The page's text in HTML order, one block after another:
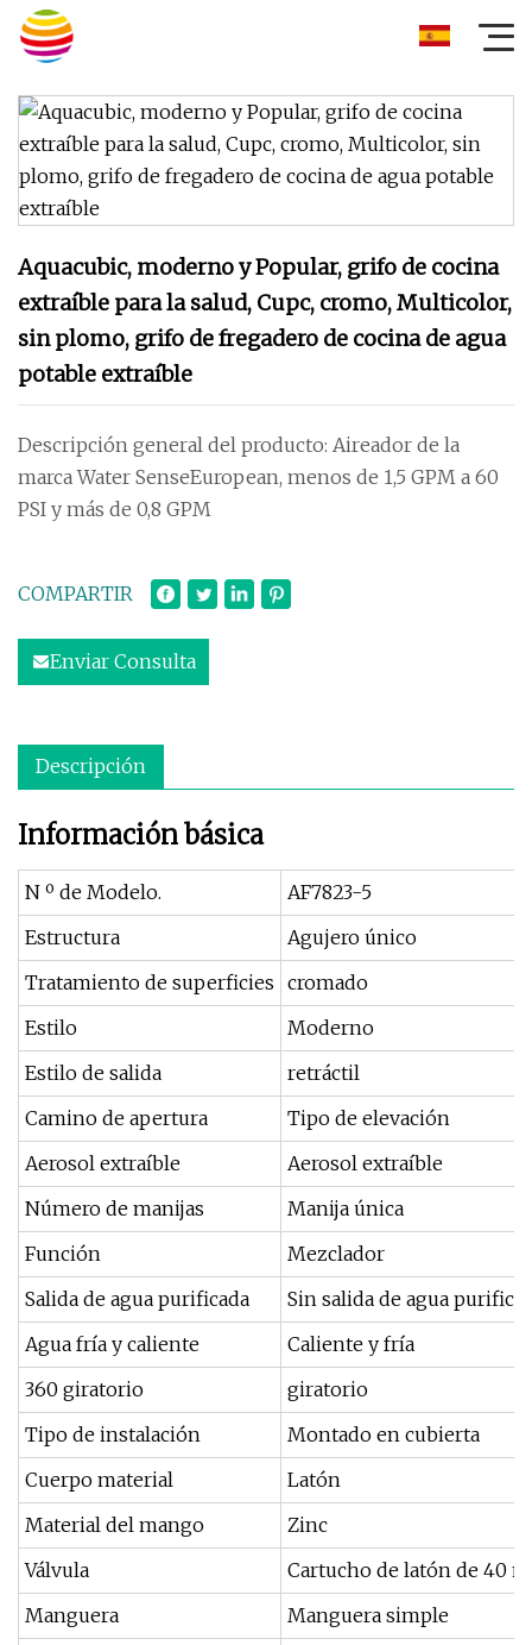
Aquacubic, moderno y Popular, grifo de cocina
extraíble para la salud, Cupc, cromo, Multicolor,
sin plomo, grifo de fregadero de cocina de agua
potable extraíble
Descripción general del producto: Aireador de la
marca Water SenseEuropean, menos de 1,5 GPM a 60
PSI y más de 0,8 GPM
COMPARTIR
Enviar Consulta
Descripción
Información básica
N º de Modelo.
AF7823-5
Estructura
Agujero único
Tratamiento de superficies cromado
Estilo
Moderno
Estilo de salida
retráctil
Camino de apertura
Tipo de elevación
Aerosol extraíble
Aerosol extraíble
Número de manijas
Manija única
Función
Mezclador
Salida de agua purificada
Sin salida de agua
Agua fría y caliente
Caliente y fría
360 giratorio
giratorio
Tipo de instalación
Montado en cubierta
Cuerpo material
Latón
Material del mango
Zinc
Válvula
Cartucho de latón de 40
Manguera
Manguera simple